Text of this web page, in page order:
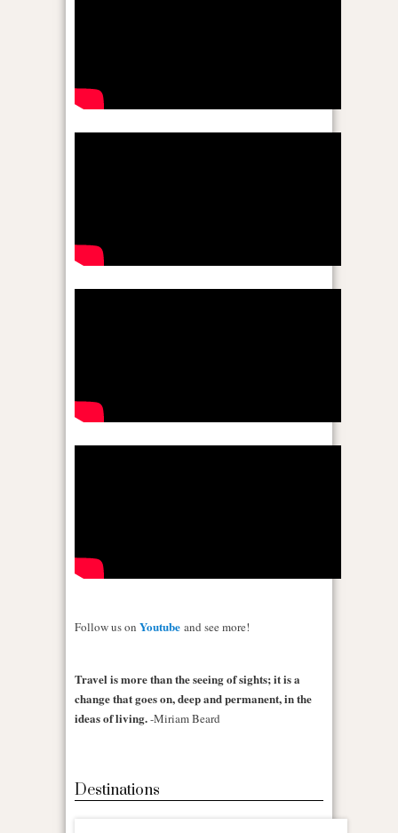
Follow us on Youtube and see more!
Travel is more than the seeing of sights; it is a
change that goes on, deep and permanent, in the
ideas of living.-Miriam Beard
Destinations